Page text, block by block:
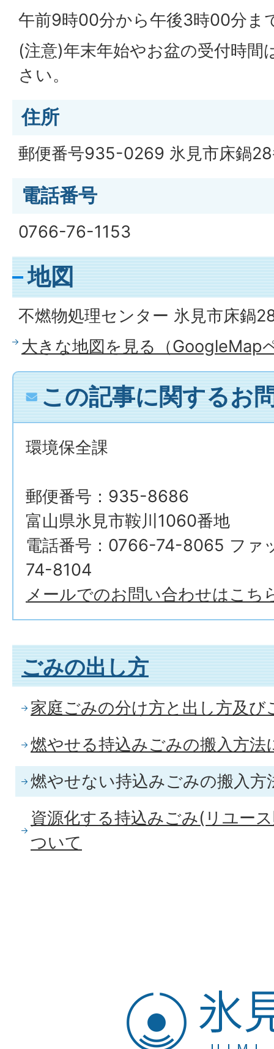
午前9時00分から午後3時00分ま
(注意)年末年始やお盆の受付時間
さい。
住所
郵便番号935-0269 氷見市床鍋
電話番号
0766-76-1153
地図
不燃物処理センター 氷見市床鍋
大きな地図を見る（GoogleMap
この記事に関するお
環境保全課
郵便番号：935-8686
富山県氷見市鞍川1060番地
電話番号：0766-74-8065 ファ
74-8104
メールでのお問い合わせはこち
ごみの出し方
家庭ごみの分け方と出し方及び
燃やせる持込みごみの搬入方法
燃やせない持込みごみの搬入方
資源化する持込みごみ(リユー
ついて
氷
見
市